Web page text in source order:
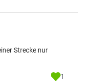
Strecke nur
1